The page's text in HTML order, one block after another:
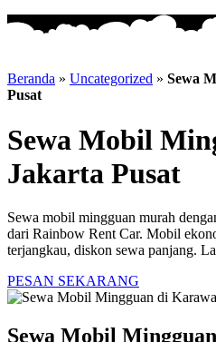
Beranda » Uncategorized » Sewa
Pusat
Sewa Mobil
Jakarta Pusat
Sewa mobil mingguan murah
dari Rainbow Rent Car. Mobil
terjangkau, diskon sewa panjang.
PESAN SEKARANG
Sewa Mobil